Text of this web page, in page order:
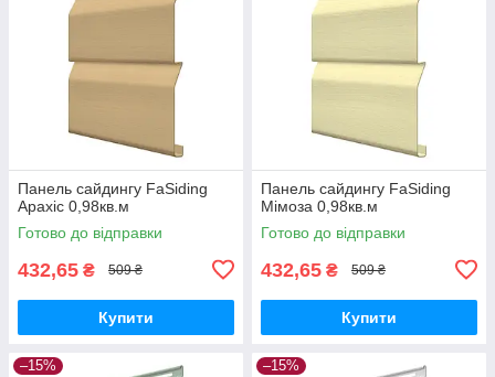
Панель сайдингу FaSiding
Арахіс 0,98кв.м
Готово до відправки
432,65 ₴ 509 ₴
Купити
Панель сайдингу FaSiding
Мімоза 0,98кв.м
Готово до відправки
432,65 ₴ 509 ₴
Купити
–15% –15%